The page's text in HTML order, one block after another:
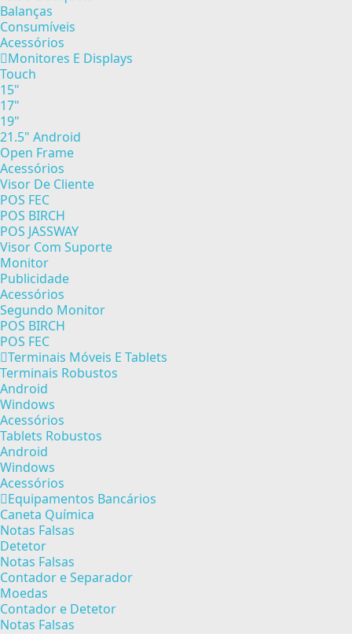
Balanças
Consumíveis
Acessórios
Monitores E Displays
Touch
15"
17"
19"
21.5" Android
Open Frame
Acessórios
Visor De Cliente
POS FEC
POS BIRCH
POS JASSWAY
Visor Com Suporte
Monitor
Publicidade
Acessórios
Segundo Monitor
POS BIRCH
POS FEC
Terminais Móveis E Tablets
Terminais Robustos
Android
Windows
Acessórios
Tablets Robustos
Android
Windows
Acessórios
Equipamentos Bancários
Caneta Química
Notas Falsas
Detetor
Notas Falsas
Contador e Separador
Moedas
Contador e Detetor
Notas Falsas